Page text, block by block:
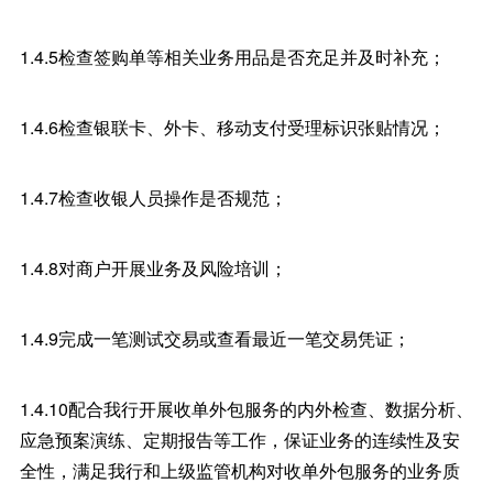
1.4.5检查签购单等相关业务用品是否充足并及时补充；
1.4.6检查银联卡、外卡、移动支付受理标识张贴情况；
1.4.7检查收银人员操作是否规范；
1.4.8对商户开展业务及风险培训；
1.4.9完成一笔测试交易或查看最近一笔交易凭证；
1.4.10配合我行开展收单外包服务的内外检查、数据分析、
应急预案演练、定期报告等工作，保证业务的连续性及安
全性，满足我行和上级监管机构对收单外包服务的业务质